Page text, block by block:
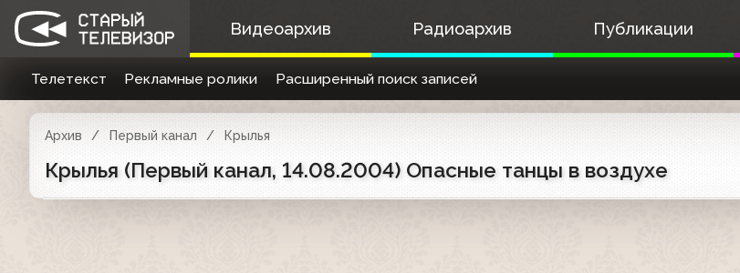
Видеоархив Радиоархив Публикации
Телетекст Рекламные ролики Расширенный поиск записей
Архив Первый канал Крылья
Крылья (Первый канал, 14.08.2004) Опасные танцы в воздухе